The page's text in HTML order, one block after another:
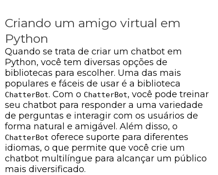
Criando um amigo virtual em
Python
Quando se trata de criar um chatbot em
Python, você tem diversas opções de
bibliotecas para escolher. Uma das mais
populares e fáceis de usar é a biblioteca
ChatterBot. Com o ChatterBot, você pode treinar
seu chatbot para responder a uma variedade
de perguntas e interagir com os usuários de
forma natural e amigável. Além disso, o
ChatterBot oferece suporte para diferentes
idiomas, o que permite que você crie um
chatbot multilíngue para alcançar um público
mais diversificado.